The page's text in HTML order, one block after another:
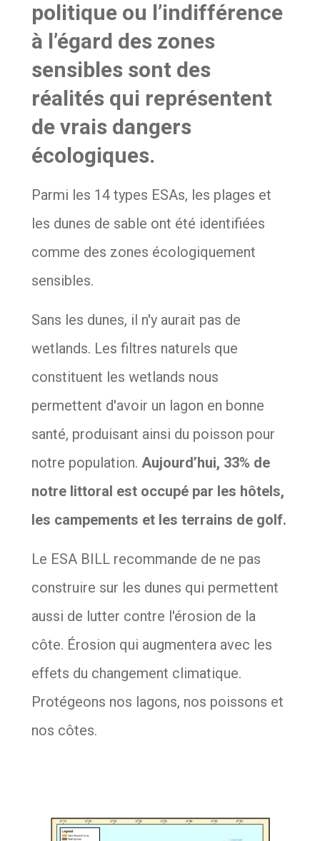
politique ou l’indifférence
à l’égard des zones
sensibles sont des
réalités qui représentent
de vrais dangers
écologiques.
Parmi les 14 types ESAs, les plages et
les dunes de sable ont été identifiées
comme des zones écologiquement
sensibles.
Sans les dunes, il n'y aurait pas de
wetlands. Les filtres naturels que
constituent les wetlands nous
permettent d'avoir un lagon en bonne
santé, produisant ainsi du poisson pour
notre population.Aujourd’hui, 33% de
notre littoral est occupé par les hôtels,
les campements et les terrains de golf.
Le ESA BILL recommande de ne pas
construire sur les dunes qui permettent
aussi de lutter contre l'érosion de la
côte. Érosion qui augmentera avec les
effets du changement climatique.
Protégeons nos lagons, nos poissons et
nos côtes.